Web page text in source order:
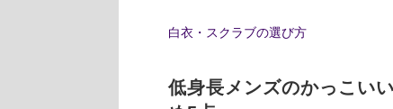
白衣・スクラブの選び方
低身長メンズのかっこい